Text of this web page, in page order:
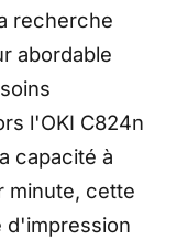
recherche
abordable
l'OKI C824n
capacité à
minute, cette
d'impression